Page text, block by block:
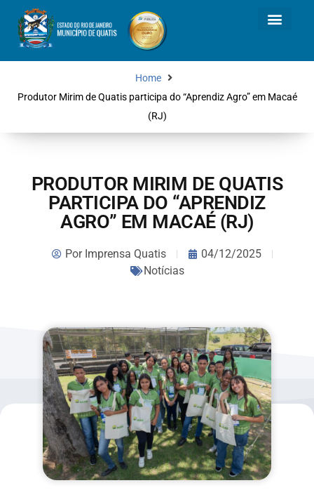
Home
Produtor Mirim de Quatis participa do “Aprendiz Agro” em Macaé
(RJ)
PRODUTOR MIRIM DE QUATIS
PARTICIPA DO “APRENDIZ
AGRO” EM MACAÉ (RJ)
PorImprensa Quatis
04/12/2025
Notícias